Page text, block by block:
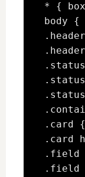
* {
body {
.card
.card
.field
.field